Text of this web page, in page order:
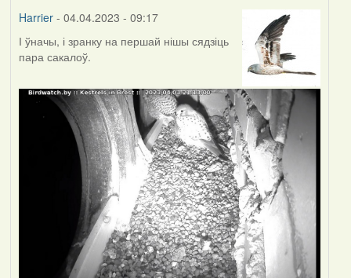
Harrier- 04.04.2023 - 09:17
І ўначы, і зранку на першай нішы сядзіць
пара сакалоў.